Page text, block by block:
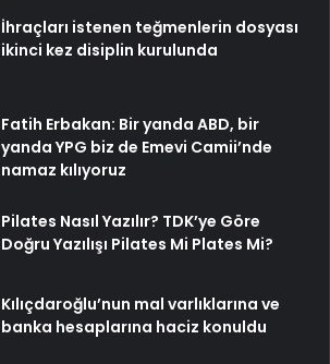
İhraçları istenen teğmenlerin dosyası
ikinci kez disiplin kurulunda
Fatih Erbakan: Bir yanda ABD, bir
yanda YPG biz de Emevi Camii’nde
namaz kılıyoruz
Pilates Nasıl Yazılır? TDK’ye Göre
Doğru Yazılışı Pilates Mi Plates Mi?
Kılıçdaroğlu’nun mal varlıklarına ve
banka hesaplarına haciz konuldu